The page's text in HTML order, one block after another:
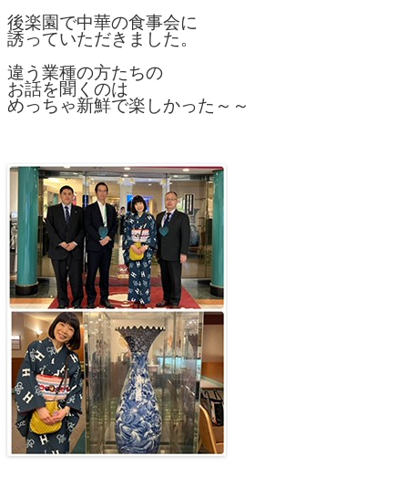
後楽園で中華の食事会に
誘っていただきました。
違う業種の方たちの
お話を聞くのは
めっちゃ新鮮で楽しかった～～